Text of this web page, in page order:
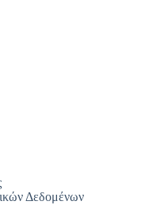
Δεδομένων